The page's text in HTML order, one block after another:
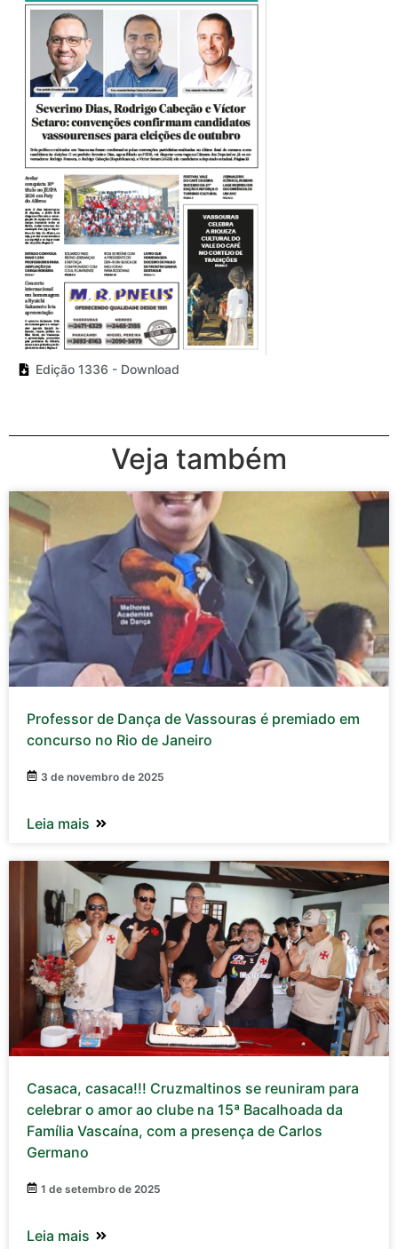
Edição 1336 - Download
Veja também
Professor de Dança de Vassouras é premiado em
concurso no Rio de Janeiro
3 de novembro de 2025
Leia mais
Casaca, casaca!!! Cruzmaltinos se reuniram para
celebrar o amor ao clube na 15ª Bacalhoada da
Família Vascaína, com a presença de Carlos
Germano
1 de setembro de 2025
Leia mais